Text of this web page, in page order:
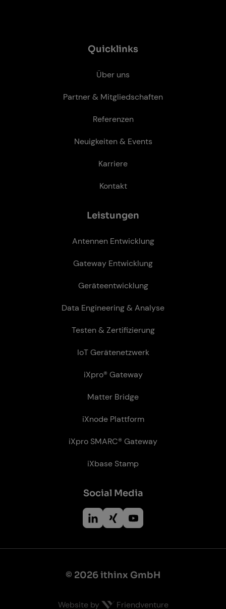
Quicklinks
Über uns
Partner & Mitgliedschaften
Referenzen
Neuigkeiten & Events
Karriere
Kontakt
Leis­tun­gen
Antennen Entwicklung
Gateway Entwicklung
Geräteentwicklung
Data Engineering & Analyse
Testen & Zertifizierung
IoT Gerätenetzwerk
iXpro® Gateway
Matter Bridge
iXnode Plattform
iXpro SMARC® Gateway
iXbase Stamp
So­ci­al Me­dia
© 2026 ithinx GmbH
Website by Friendventure